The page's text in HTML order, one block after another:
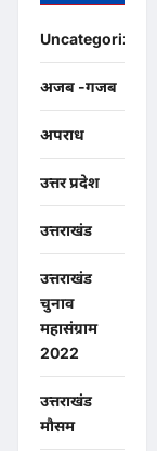
Uncategorized
अजब -गजब
अपराध
उत्तर प्रदेश
उत्तराखंड
उत्तराखंड
चुनाव
महासंग्राम
2022
उत्तराखंड
मौसम